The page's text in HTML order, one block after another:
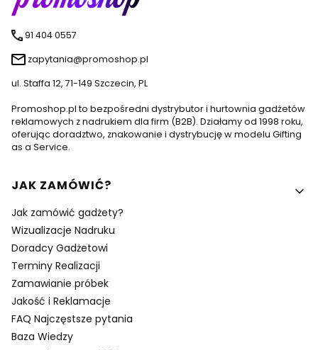
91 404 0557
zapytania@promoshop.pl
ul. Staffa 12, 71-149 Szczecin, PL
Promoshop.pl to bezpośredni dystrybutor i hurtownia gadżetów
reklamowych z nadrukiem dla firm (B2B). Działamy od 1998 roku,
oferując doradztwo, znakowanie i dystrybucję w modelu Gifting
as a Service.
Linki w stopce
JAK ZAMÓWIĆ?
Jak zamówić gadżety?
Wizualizacje Nadruku
Doradcy Gadżetowi
Terminy Realizacji
Zamawianie próbek
Jakość i Reklamacje
FAQ Najczęstsze pytania
Baza Wiedzy